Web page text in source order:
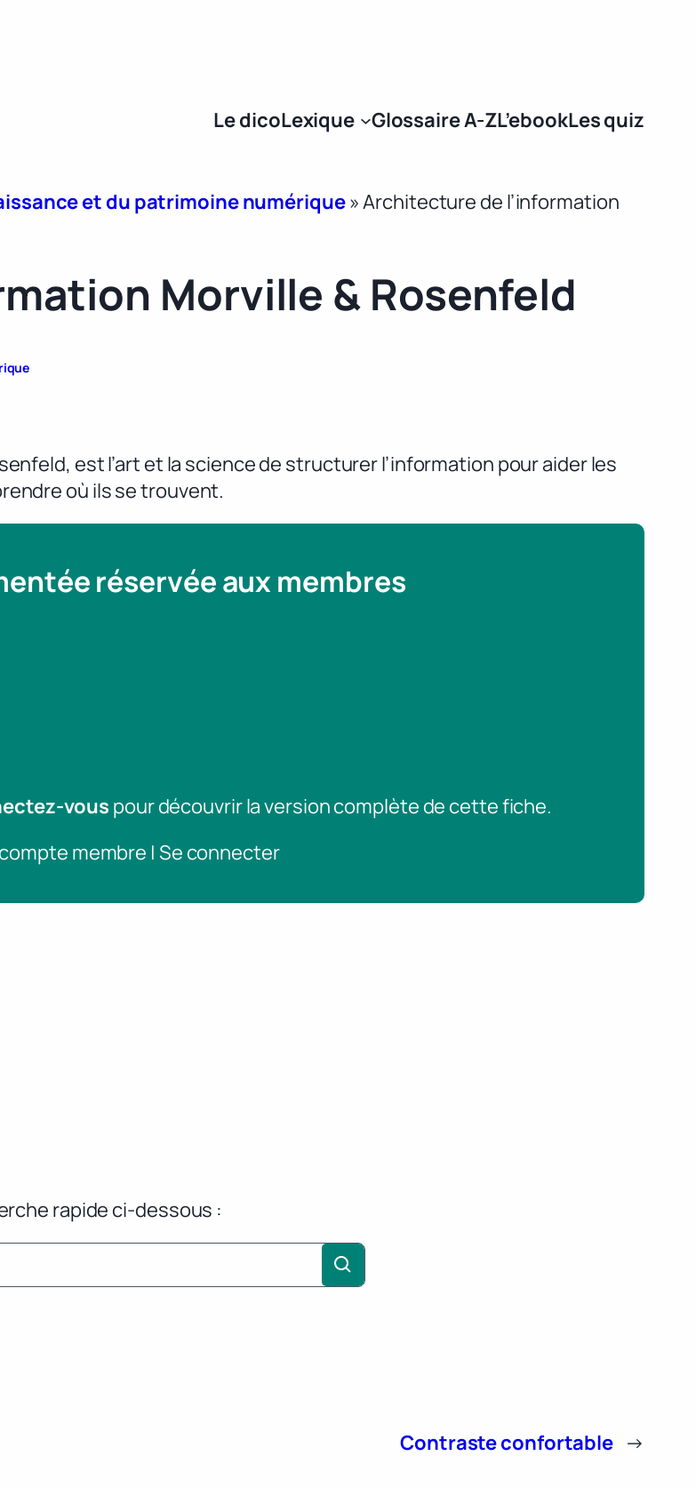
Le dicoLexique Glossaire A-ZL’ebookLes quiz
et du patrimoine numérique»Architecture de l’information
Morville & Rosenfeld
est l’art et la science de structurer l’information pour aider les
où ils se trouvent.
réservée aux membres
vous pour découvrir la version complète de cette fiche.
membre | Se connecter
rapide ci-dessous :
Contraste confortable →